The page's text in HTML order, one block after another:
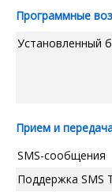
Программные
Установленный
Прием и
SMS-сообщения
Поддержка SMS